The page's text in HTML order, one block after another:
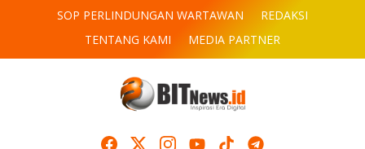
SOP PERLINDUNGAN WARTAWAN
REDAKSI
TENTANG KAMI
MEDIA PARTNER